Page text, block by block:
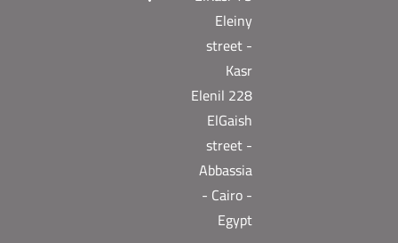
Eleiny
street -
Kasr
Elenil 228
ElGaish
street -
Abbassia
- Cairo -
Egypt